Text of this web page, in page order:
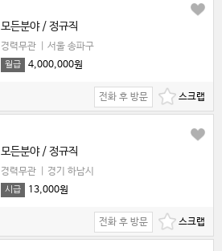
모든분야 / 정규직
경력무관 서울 송파구
월급 4,000,000원
전화 후 방문
모든분야 / 정규직
경력무관 경기 하남시
시급 13,000원
전화 후 방문